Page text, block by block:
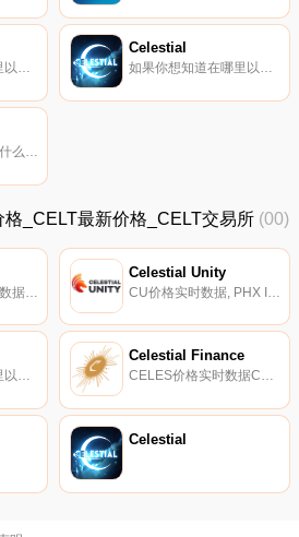
如果你想知道在哪里以当前价格购买SpaceFalcon,目前交易{SpaceFalcon]股票的顶级加密货币交易所是CoinW、KuCoin、Gate.io和Jupiter。您可以在我们的加密货币交易所页面上找到其他列表.
Celestial
如果你想知道在哪里以当前价格购买Celestial,目前交易{Celestial]股票的顶级加密货币交易所是OKX、KuCoin、Gate.io、XT.COM和MEXC。您可以在我们的加密货币交易所页面上找到其他列表.
SUB价格实时数据, 什么是Subsocial（SUB）？Subsocial是一个用于创建去中心化社交网络和市场的开放平台。它的主要特点是抵制审查制度和内置的货币化方法。该平台允许用户创建自己的去中心化可持续社交网络,并享有对其的完全控制.
_CELT最新价格_CELT交易所 (00)
CRYSTAL价格实时数据Celestial是一款以元宇宙为背景的星球大战主题游戏。在天体；玩家可以加入联盟,开发和扩大殖民地,建造太空战舰,收集矿物,探索行星,最终与其他玩家作战并发动跨链战争。《愤怒的小鸟》的创始人彼得·维斯特巴卡是该项目的高级顾问.
Celestial Unity
如果你想知道在哪里以当前价格购买Celestial,目前交易{Celestial]股票的顶级加密货币交易所是OKX、KuCoin、Gate.io、XT.COM和MEXC。您可以在我们的加密货币交易所页面上找到其他列表.
Celestial Finance
CELES价格实时数据Celestial Finance是一个独特的产量农业平台,提供额外的收入方式。对加密市场价值进行每日预测（如果它低于x或不低于x等）将为您赢得星尘。您稍后可以将其交换为Celestial Token。此外,我们正在与一家艺术机构合作,我们将很快开放NFT市场.
Celestial